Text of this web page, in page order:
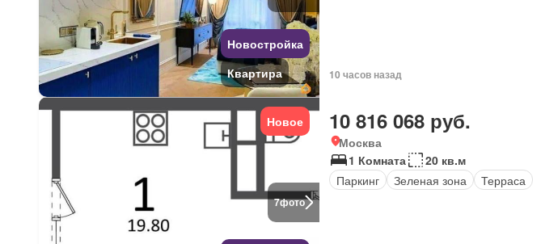
Новостройка
Квартира
10 часов назад
7фото
Новое 10 816 068 руб.
Москва
1 Комната
20 кв.м
Паркинг
Зеленая зона Терраса